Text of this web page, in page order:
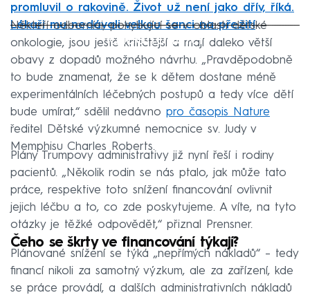
promluvil o rakovině. Život už není jako dřív, říká.
Lékaři mu nedávali velkou šanci na přežití
Failed to fetch
Někteří odborníci, pohybující se v oblasti dětské
onkologie, jsou ještě kritičtější a mají daleko větší
obavy z dopadů možného návrhu. „Pravděpodobně
to bude znamenat, že se k dětem dostane méně
experimentálních léčebných postupů a tedy více dětí
bude umírat,“ sdělil nedávno pro časopis Nature
ředitel Dětské výzkumné nemocnice sv. Judy v
Memphisu Charles Roberts.
Plány Trumpovy administrativy již nyní řeší i rodiny
pacientů. „Několik rodin se nás ptalo, jak může tato
práce, respektive toto snížení financování ovlivnit
jejich léčbu a to, co zde poskytujeme. A víte, na tyto
otázky je těžké odpovědět,“ přiznal Prensner.
Čeho se škrty ve financování týkají?
Plánované snížení se týká „nepřímých nákladů“ – tedy
financí nikoli za samotný výzkum, ale za zařízení, kde
se práce provádí, a dalších administrativních nákladů